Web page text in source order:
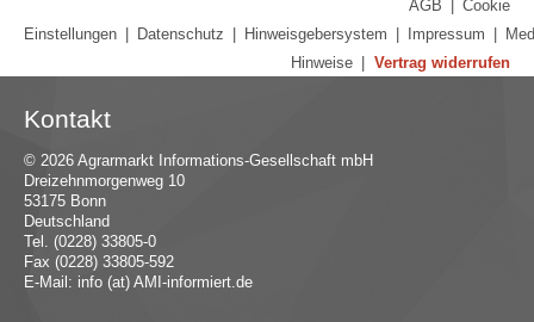
AGB
Cookie
Einstellungen
Datenschutz Hinweisgebersystem Impressum
Hinweise
Vertrag widerrufen
Kontakt
© 2026 Agrarmarkt Informations-Gesellschaft mbH
Dreizehnmorgenweg 10
53175 Bonn
Deutschland
Tel. (0228) 33805-0
Fax (0228) 33805-592
E-Mail: info (at) AMI-informiert.de